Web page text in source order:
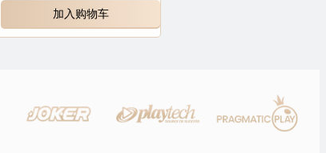
加入购物车